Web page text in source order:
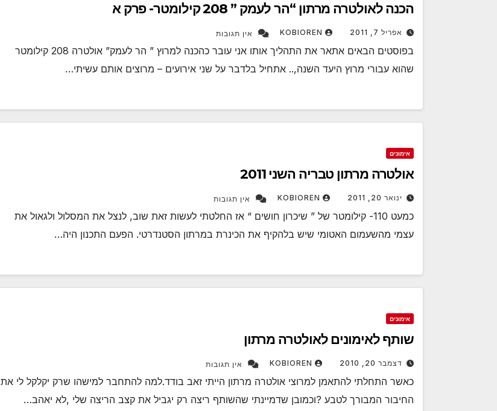
הכנה לאולטרה מרתון “הר לעמק ” 208 קילומטר- פרק א
אפריל 7, 2011 KOBIOREN אין תגובות
בפוסטים הבאים אתאר את התהליך אותו אני עובר כהכנה למרוץ ” הר לעמק” אולטרה 208 קילומטר
שהוא עבורי מרוץ היעד השנה,.. אתחיל בלדבר על שני אירועים – מרוצים אותם עשיתי…
אימונים
אולטרה מרתון טבריה השני 2011
ינואר 20, 2011 KOBIOREN אין תגובות
כמעט 110- קילומטר של ” שיכרון חושים “ אז החלטתי לעשות זאת שוב, לנצל את המסלול ולגאול את
עצמי מהשעמום האטומי שיש בלהקיף את הכינרת במרתון הסטנדרטי. הפעם התכנון היה…
אימונים
שותף לאימונים לאולטרה מרתון
דצמבר 20, 2010 KOBIOREN אין תגובות
כאשר התחלתי להתאמן למרוצי אולטרה מרתון הייתי זאב בודד.למה להתחבר למישהו שרק יקלקל לי את
החיבור המבורך לטבע ?וכמובן שדמיינתי שהשותף ריצה רק יגביל את קצב הריצה שלי ,לא יאהב…